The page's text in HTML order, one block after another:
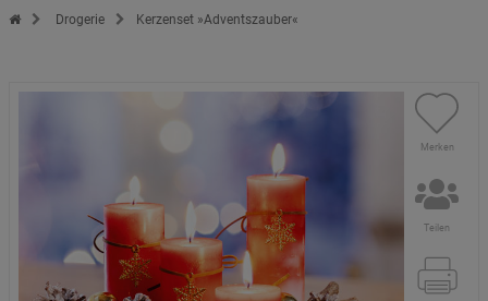
Zur Startseite des Kopp Verlag Online-Shop
Drogerie Kerzenset »Adventszauber«
Merken
Teilen